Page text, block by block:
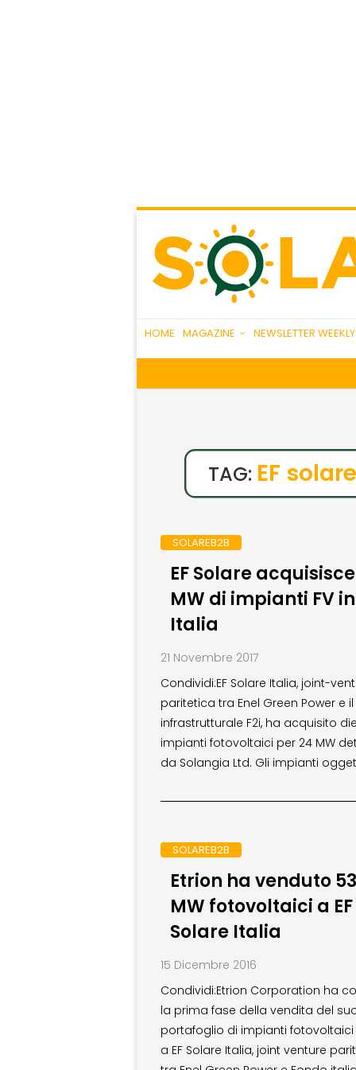
HOME MAGAZINE NEWSLETTER WEEKLY
TAG: EF
SOLAREB2B
EF Solare
MW di impianti FV in
Italia
21 Novembre 2017
Condividi:EF Solare Italia, joint-
paritetica tra Enel Green Power e
infrastrutturale F2i, ha acquisito
impianti fotovoltaici per 24 MW
da Solangia Ltd. Gli impianti
SOLAREB2B
Etrion ha venduto 53
MW fotovoltaici a EF
Solare Italia
15 Dicembre 2016
Condividi:Etrion Corporation ha
la prima fase della vendita del
portafoglio di impianti fotovoltaici
a EF Solare Italia, joint venture